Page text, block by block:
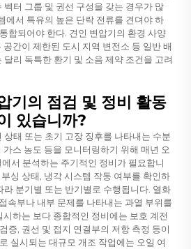
벡터 그룹 및 권선 구성을 갖는 경우가 많
에서 특유의 높은 단락 전류를 견뎌야 하
합되어야 한다. 견인 변압기의 환경 사양
공간이 제한된 도시 지역 변전소 등 일반 배
리 독특한 환기 및 소음 제약 조건을 고려
기의 점검 및 정비 활동
있습니까?
상태 또는 초기 고장 징후를 나타내는 수분
가스 농도 등을 모니터링하기 위해 매년 오
서 분석하는 주기적인 정비가 필요합니
싱 상태, 냉각 시스템 작동 여부를 확인하
라 분기별 또는 반기별로 수행됩니다. 열화
속부나 내부 문제를 나타내는 과열 부위를
하는 보다 종합적인 정비에는 보호 계전
증, 권선 및 접지 연결부의 저항 측정 등이
실시되는 대규모 개조 작업에는 오일 여